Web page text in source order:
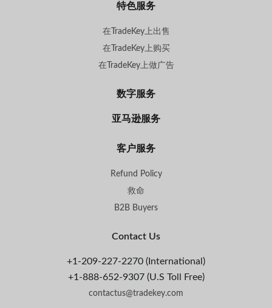
特色服务
在TradeKey上出售
在TradeKey上购买
在TradeKey上做广告
数字服务
亚马逊服务
客户服务
Refund Policy
救命
B2B Buyers
Contact Us
+1-209-227-2270 (International)
+1-888-652-9307 (U.S Toll Free)
contactus@tradekey.com